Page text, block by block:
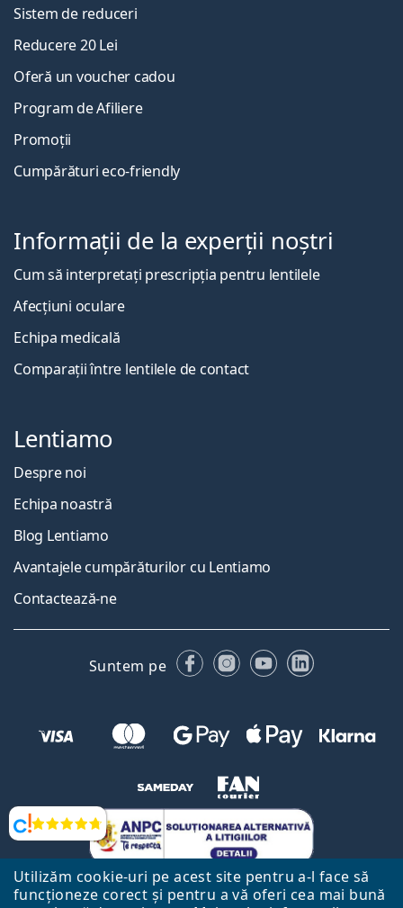
Utilizăm cookie-uri pe acest site pentru a-l face să
funcționeze corect și pentru a vă oferi cea mai bună
Opinii
Sistem de reduceri
Reducere 20 Lei
Oferă un voucher cadou
Program de Afiliere
Promoții
Cumpărături eco-friendly
Informații de la experții noștri
Cum să interpretați prescripția pentru lentilele
Afecțiuni oculare
Echipa medicală
Comparații între lentilele de contact
Lentiamo
Despre noi
Echipa noastră
Blog Lentiamo
Avantajele cumpărăturilor cu Lentiamo
Contactează-ne
Suntem pe FacebookInstagram
YouTubeLinkedIn